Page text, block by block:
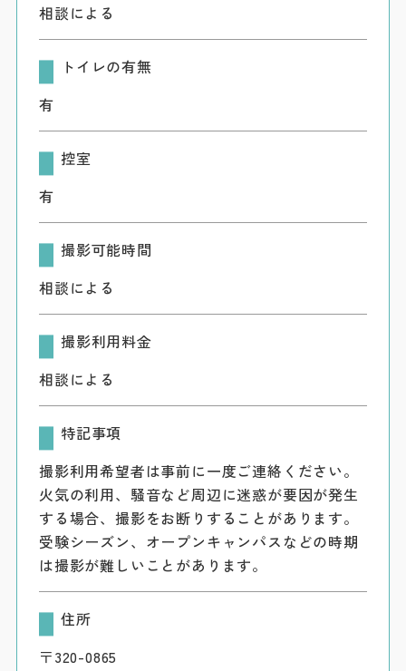
相談による
トイレの有無
有
控室
有
撮影可能時間
相談による
撮影利用料金
相談による
特記事項
撮影利用希望者は事前に一度ご連絡ください。
火気の利用、騒音など周辺に迷惑が要因が発生
する場合、撮影をお断りすることがあります。
受験シーズン、オープンキャンパスなどの時期
は撮影が難しいことがあります。
住所
〒320-0865